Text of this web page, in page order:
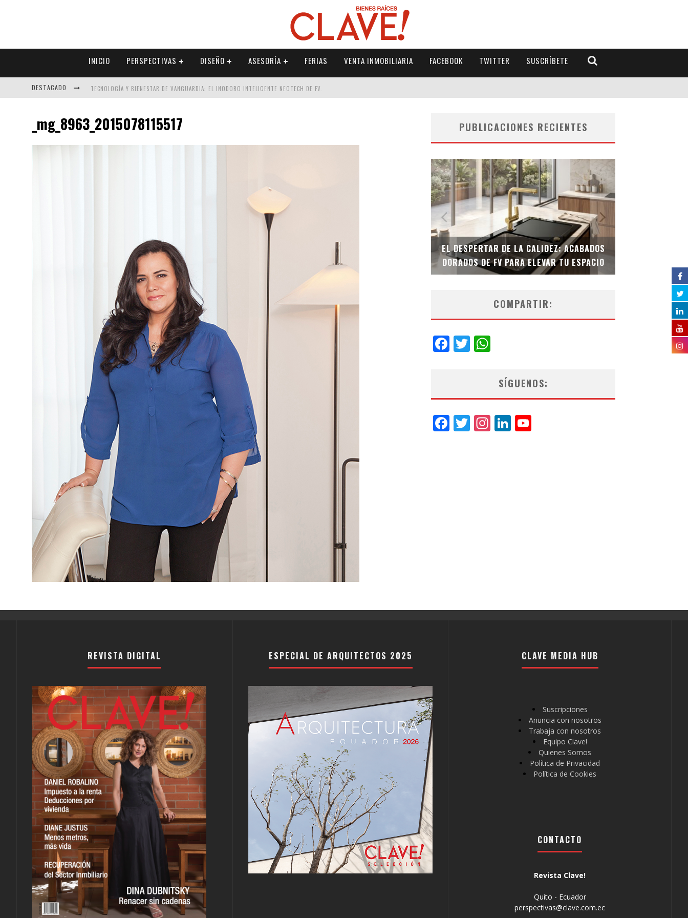
INICIO PERSPECTIVAS DISEÑO ASESORÍA FERIAS VENTA INMOBILIARIA FACEBOOK TWITTER SUSCRÍBETE
DESTACADO TECNOLOGÍA Y BIENESTAR DE VANGUARDIA: EL INODORO INTELIGENTE NEOTECH DE FV.
ALEXANDRA BEDOYA – LA CONSTANCIA DETRÁS DE LA PALETERÍA
_mg_8963_2015078115517 PUBLICACIONES RECIENTES
SAINT-GOBAIN IMPTEK – XI CONVENCIÓN
INTERNACIONAL
EL DESPERTAR DE LA CALIDEZ: ACABADOS
DORADOS DE FV PARA ELEVAR TU ESPACIO
COMPARTIR:
Facebook
Twitter
SÍGUENOS:
Facebook
Twitter
Instagram
LinkedIn
REVISTA DIGITAL ESPECIAL DE ARQUITECTOS 2025 CLAVE MEDIA HUB
Suscripciones
Anuncia con nosotros
Trabaja con nosotros
Equipo Clave!
Quienes Somos
Política de Privacidad
Política de Cookies
CONTACTO
Revista Clave!
Quito - Ecuador
perspectivas@clave.com.ec